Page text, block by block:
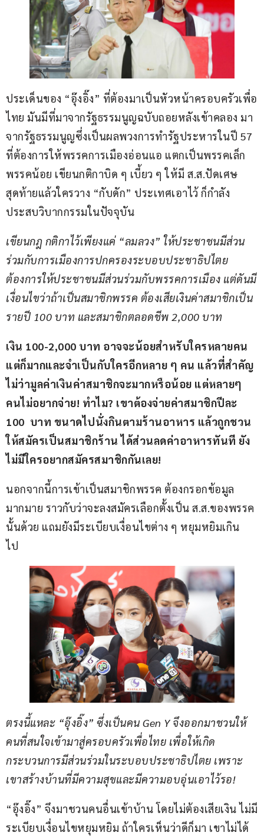
ประเด็นของ “อุ๊งอิ๊ง” ที่ต้องมาเป็นหัวหน้าครอบครัวเพื่อ
ไทย มันมีที่มาจากรัฐธรรมนูญฉบับถอยหลังเข้าคลอง มา
จากรัฐธรรมนูญซึ่งเป็นผลพวงการทำรัฐประหารในปี 57
ที่ต้องการให้พรรคการเมืองอ่อนแอ แตกเป็นพรรคเล็ก
พรรคน้อย เขียนกติกาบิด ๆ เบี้ยว ๆ ให้มี ส.ส.ปัดเศษ
สุดท้ายแล้วใครวาง “กับดัก” ประเทศเอาไว้ ก็กำลัง
ประสบวิบากกรรมในปัจจุบัน
เขียนกฎ กติกาไว้เพียงแค่ “ลมลวง” ให้ประชาชนมีส่วน
ร่วมกับการเมืองการปกครองระบอบประชาธิปไตย
ต้องการให้ประชาชนมีส่วนร่วมกับพรรคการเมือง แต่ดันมี
เงื่อนไขว่าถ้าเป็นสมาชิกพรรค ต้องเสียเงินค่าสมาชิกเป็น
รายปี 100 บาท และสมาชิกตลอดชีพ 2,000 บาท
เงิน 100-2,000 บาท อาจจะน้อยสำหรับใครหลายคน
แต่ก็มากและจำเป็นกับใครอีกหลาย ๆ คน แล้วที่สำคัญ
ไม่ว่ามูลค่าเงินค่าสมาชิกจะมากหรือน้อย แต่หลายๆ
คนไม่อยากจ่าย! ทำไม? เขาต้องจ่ายค่าสมาชิกปีละ
100  บาท ขนาดไปนั่งกินตามร้านอาหาร แล้วถูกชวน
ให้สมัครเป็นสมาชิกร้าน ได้ส่วนลดค่าอาหารทันที ยัง
ไม่มีใครอยากสมัครสมาชิกกันเลย!
นอกจากนี้การเข้าเป็นสมาชิกพรรค ต้องกรอกข้อมูล
มากมาย ราวกับว่าจะลงสมัครเลือกตั้งเป็น ส.ส.ของพรรค
นั้นด้วย แถมยังมีระเบียบเงื่อนไขต่าง ๆ หยุมหยิมเกิน
ไป
ตรงนี้แหละ “อุ๊งอิ๊ง” ซึ่งเป็นคน Gen Y จึงออกมาชวนให้
คนที่สนใจเข้ามาสู่ครอบครัวเพื่อไทย เพื่อให้เกิด
กระบวนการมีส่วนร่วมในระบอบประชาธิปไตย เพราะ
เขาสร้างบ้านที่มีความสุขและมีความอบอุ่นเอาไว้รอ!
“อุ๊งอิ๊ง” จึงมาชวนคนอื่นเข้าบ้าน โดยไม่ต้องเสียเงิน ไม่มี
ระเบียบเงื่อนไขหยุมหยิม ถ้าใครเห็นว่าดีก็มา เขาไม่ได้